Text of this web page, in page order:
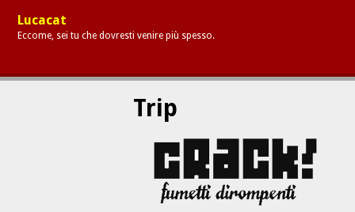
Lucacat
Eccome, sei tu che dovresti venire più spesso.
Trip